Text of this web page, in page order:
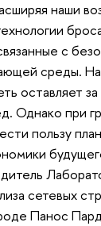
наши
с
среды.
оставляет
Однако при
пользу
сетевых
Панос